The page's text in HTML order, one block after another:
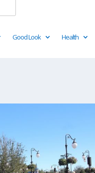
Good Look Health